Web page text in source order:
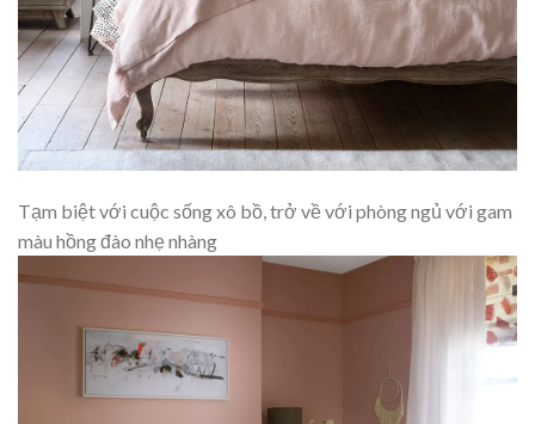
Tạm biệt với cuộc sống xô bồ, trở về với phòng ngủ với gam
màu hồng đào nhẹ nhàng